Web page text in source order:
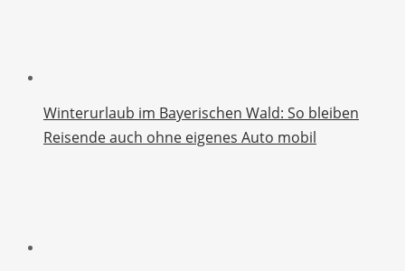
Winterurlaub im Bayerischen Wald: So bleiben
Reisende auch ohne eigenes Auto mobil